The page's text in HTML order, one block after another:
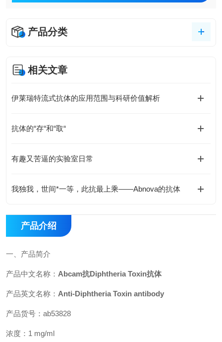
产品分类
相关文章
伊莱瑞特流式抗体的应用范围与科研价值解析
抗体的“存“和“取“
有趣又苦逼的实验室日常
我独我，世间*一等，此抗最上乘——Abnova的抗体
产品介绍
一、产品简介
产品中文名称： Abcam抗Diphtheria Toxin抗体
产品英文名称： Anti-Diphtheria Toxin antibody
产品货号：ab53828
浓度：1 mg/ml